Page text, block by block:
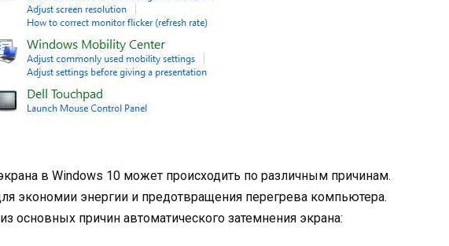
в Windows 10 может происходить по различным причинам.
экономии энергии и предотвращения перегрева компьютера.
основных причин автоматического затемнения экрана: